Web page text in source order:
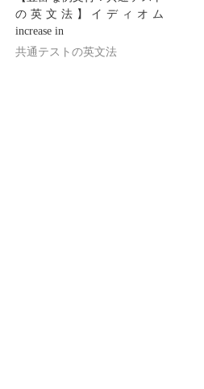
の英文法】イディオム
increase in
共通テストの英文法